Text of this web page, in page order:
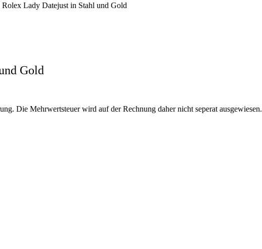
Rolex Lady Datejust in Stahl und Gold
Gold
Die Mehrwertsteuer wird auf der Rechnung daher nicht seperat ausgewiesen.